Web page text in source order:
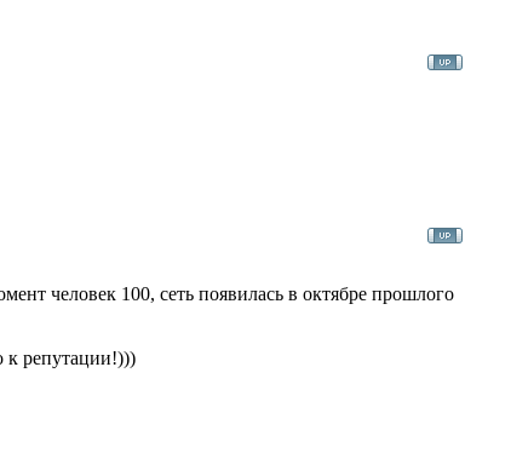
человек 100, сеть появилась в октябре прошлого
к репутации!)))